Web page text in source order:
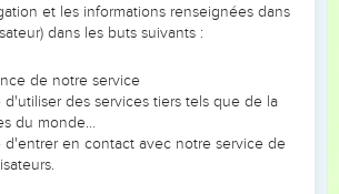
fils Almodad, Shéleph, Hatsarmaveth,
Tous ceux-là furent les fils de
et les informations renseignées dans
dans les buts suivants :
de notre service
d'utiliser des services tiers tels que de la
du monde…
d'entrer en contact avec notre service de